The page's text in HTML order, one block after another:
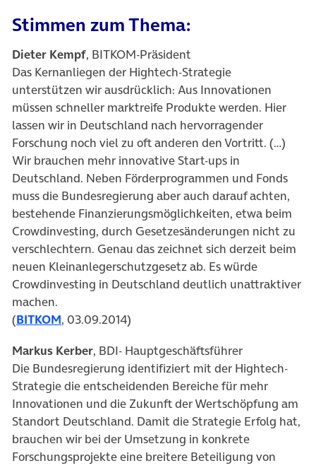
Stimmen zum Thema:
Dieter Kempf, BITKOM-Präsident
Das Kernanliegen der Hightech-Strategie
unterstützen wir ausdrücklich: Aus Innovationen
müssen schneller marktreife Produkte werden. Hier
lassen wir in Deutschland nach hervorragender
Forschung noch viel zu oft anderen den Vortritt. (…)
Wir brauchen mehr innovative Start-ups in
Deutschland. Neben Förderprogrammen und Fonds
muss die Bundesregierung aber auch darauf achten,
bestehende Finanzierungsmöglichkeiten, etwa beim
Crowdinvesting, durch Gesetzesänderungen nicht zu
verschlechtern. Genau das zeichnet sich derzeit beim
neuen Kleinanlegerschutzgesetz ab. Es würde
Crowdinvesting in Deutschland deutlich unattraktiver
machen.
(BITKOM, 03.09.2014)
Markus Kerber, BDI- Hauptgeschäftsführer
Die Bundesregierung identifiziert mit der Hightech-
Strategie die entscheidenden Bereiche für mehr
Innovationen und die Zukunft der Wertschöpfung am
Standort Deutschland. Damit die Strategie Erfolg hat,
brauchen wir bei der Umsetzung in konkrete
Forschungsprojekte eine breitere Beteiligung von